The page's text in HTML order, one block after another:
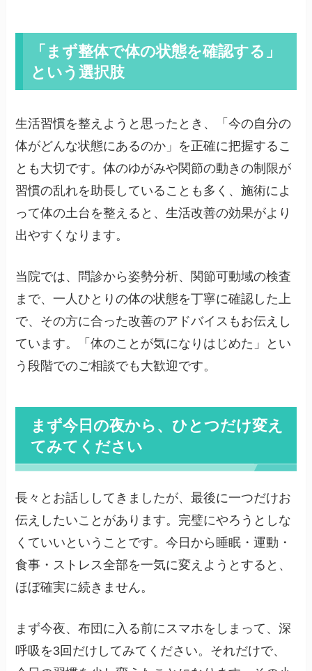
「まず整体で体の状態を確認する」
という選択肢
生活習慣を整えようと思ったとき、「今の自分の
体がどんな状態にあるのか」を正確に把握するこ
とも大切です。体のゆがみや関節の動きの制限が
習慣の乱れを助長していることも多く、施術によ
って体の土台を整えると、生活改善の効果がより
出やすくなります。
当院では、問診から姿勢分析、関節可動域の検査
まで、一人ひとりの体の状態を丁寧に確認した上
で、その方に合った改善のアドバイスもお伝えし
ています。「体のことが気になりはじめた」とい
う段階でのご相談でも大歓迎です。
まず今日の夜から、ひとつだけ変え
てみてください
長々とお話ししてきましたが、最後に一つだけお
伝えしたいことがあります。完璧にやろうとしな
くていいということです。今日から睡眠・運動・
食事・ストレス全部を一気に変えようとすると、
ほぼ確実に続きません。
まず今夜、布団に入る前にスマホをしまって、深
呼吸を3回だけしてみてください。それだけで、